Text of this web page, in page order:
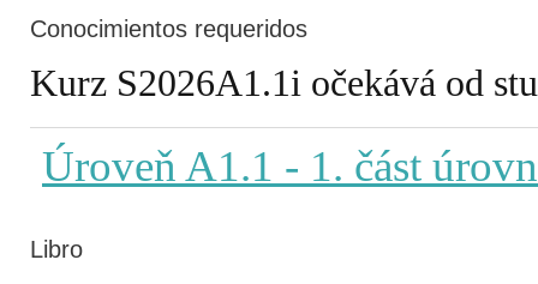
Conocimientos requeridos
Kurz S2026A1.1i očekává od
Úroveň A1.1 - 1. část
Libro